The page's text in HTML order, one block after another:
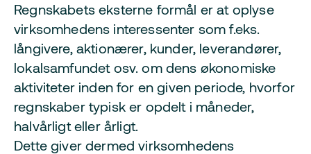
Regnskabets eksterne formål er at oplyse
virksomhedens interessenter som f.eks.
långivere, aktionærer, kunder, leverandører,
lokalsamfundet osv. om dens økonomiske
aktiviteter inden for en given periode, hvorfor
regnskaber typisk er opdelt i måneder,
halvårligt eller årligt.
Dette giver dermed virksomhedens